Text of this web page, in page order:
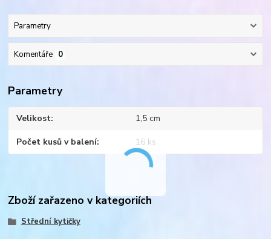
Parametry
Komentáře 0
Parametry
Velikost 1,5 cm
Počet kusů v balení 16 ks
Zboží zařazeno v kategoriích
Střední kytičky